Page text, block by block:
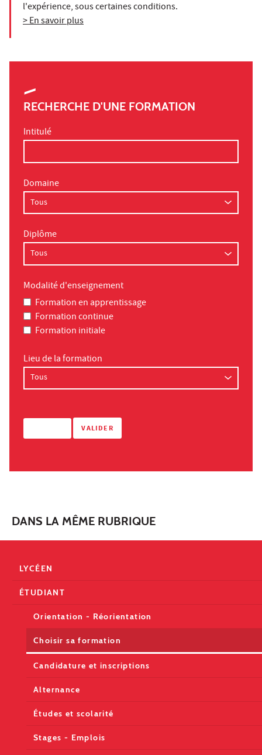
l'expérience, sous certaines conditions.
> En savoir plus
RECHERCHE D'UNE FORMATION
Intitulé
Domaine
Diplôme
Modalité d'enseignement
Formation en apprentissage
Formation continue
Formation initiale
Lieu de la formation
DANS LA MÊME RUBRIQUE
LYCÉEN
ÉTUDIANT
Orientation - Réorientation
Choisir sa formation
Candidature et inscriptions
Alternance
Études et scolarité
Stages - Emplois